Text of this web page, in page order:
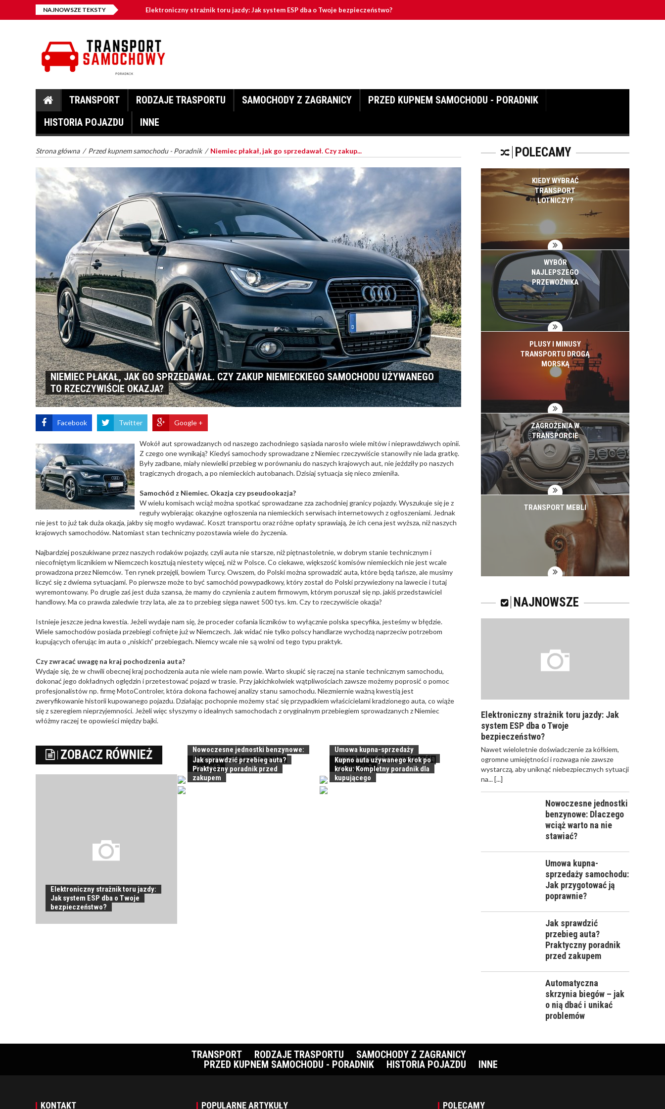
NAJNOWSZE TEKSTY Elektroniczny strażnik toru jazdy: Jak system ESP dba o Twoje bezpieczeństwo?
Umowa kupna-sprzedaży samochodu: Jak przygotować ją poprawnie?
TRANSPORT RODZAJE TRASPORTU SAMOCHODY Z ZAGRANICY
PRZED KUPNEM SAMOCHODU - PORADNIK
HISTORIA POJAZDU
INNE
Strona główna / Przed kupnem samochodu - Poradnik / Niemiec płakał, jak go sprzedawał. Czy zakup...
NIEMIEC PŁAKAŁ, JAK GO SPRZEDAWAŁ. CZY ZAKUP NIEMIECKIEGO SAMOCHODU UŻYWANEGO
TO RZECZYWIŚCIE OKAZJA?
Facebook Twitter Google +
Wokół aut sprowadzanych od naszego zachodniego sąsiada narosło wiele mitów i nieprawdziwych opinii.
Z czego one wynikają? Kiedyś samochody sprowadzane z Niemiec rzeczywiście stanowiły nie lada gratkę.
Były zadbane, miały niewielki przebieg w porównaniu do naszych krajowych aut, nie jeździły po naszych
tragicznych drogach, a po niemieckich autobanach. Dzisiaj sytuacja się nieco zmieniła.
Samochód z Niemiec. Okazja czy pseudookazja?
W wielu komisach wciąż można spotkać sprowadzane zza zachodniej granicy pojazdy. Wyszukuje się je z
reguły wybierając okazyjne ogłoszenia na niemieckich serwisach internetowych z ogłoszeniami. Jednak
nie jest to już tak duża okazja, jakby się mogło wydawać. Koszt transportu oraz różne opłaty sprawiają, że ich cena jest wyższa, niż naszych
krajowych samochodów. Natomiast stan techniczny pozostawia wiele do życzenia.
Najbardziej poszukiwane przez naszych rodaków pojazdy, czyli auta nie starsze, niż piętnastoletnie, w dobrym stanie technicznym i
niecofniętym licznikiem w Niemczech kosztują niestety więcej, niż w Polsce. Co ciekawe, większość komisów niemieckich nie jest wcale
prowadzona przez Niemców. Ten rynek przejęli, bowiem Turcy. Owszem, do Polski można sprowadzić auta, które będą tańsze, ale musimy
liczyć się z dwiema sytuacjami. Po pierwsze może to być samochód powypadkowy, który został do Polski przywieziony na lawecie i tutaj
wyremontowany. Po drugie zaś jest duża szansa, że mamy do czynienia z autem firmowym, którym poruszał się np. jakiś przedstawiciel
handlowy. Ma co prawda zaledwie trzy lata, ale za to przebieg sięga nawet 500 tys. km. Czy to rzeczywiście okazja?
Istnieje jeszcze jedna kwestia. Jeżeli wydaje nam się, że proceder cofania liczników to wyłącznie polska specyfika, jesteśmy w błędzie.
Wiele samochodów posiada przebiegi cofnięte już w Niemczech. Jak widać nie tylko polscy handlarze wychodzą naprzeciw potrzebom
kupujących oferując im auta o „niskich” przebiegach. Niemcy wcale nie są wolni od tego typu praktyk.
Czy zwracać uwagę na kraj pochodzenia auta?
Wydaje się, że w chwili obecnej kraj pochodzenia auta nie wiele nam powie. Warto skupić się raczej na stanie technicznym samochodu,
dokonać jego dokładnych oględzin i przetestować pojazd w trasie. Przy jakichkolwiek wątpliwościach zawsze możemy poprosić o pomoc
profesjonalistów np. firmę MotoControler, która dokona fachowej analizy stanu samochodu. Niezmiernie ważną kwestią jest
zweryfikowanie historii kupowanego pojazdu. Działając pochopnie możemy stać się przypadkiem właścicielami kradzionego auta, co wiąże
się z szeregiem nieprzyjemności. Jeżeli więc słyszymy o idealnych samochodach z oryginalnym przebiegiem sprowadzanych z Niemiec
włóżmy raczej te opowieści między bajki.
ZOBACZ RÓWNIEŻ
Elektroniczny strażnik toru jazdy:
Jak system ESP dba o Twoje
bezpieczeństwo?
Nowoczesne jednostki benzynowe:
Dlaczego wciąż warto na nie
stawiać?
Umowa kupna-sprzedaży
samochodu: Jak przygotować ją
poprawnie?
Jak sprawdzić przebieg auta?
Praktyczny poradnik przed
zakupem
Kupno auta używanego krok po
kroku: Kompletny poradnik dla
kupującego
POLECAMY
KIEDY WYBRAĆ
TRANSPORT
LOTNICZY?
WYBÓR
NAJLEPSZEGO
PRZEWOŹNIKA
PLUSY I MINUSY
TRANSPORTU DROGĄ
MORSKĄ
ZAGROŻENIA W
TRANSPORCIE
TRANSPORT MEBLI
NAJNOWSZE
Elektroniczny strażnik toru jazdy: Jak
system ESP dba o Twoje
bezpieczeństwo?
Nawet wieloletnie doświadczenie za kółkiem,
ogromne umiejętności i rozwaga nie zawsze
wystarczą, aby uniknąć niebezpiecznych sytuacji
na...[...]
Nowoczesne jednostki
benzynowe: Dlaczego
wciąż warto na nie
stawiać?
Umowa kupna-
sprzedaży samochodu:
Jak przygotować ją
poprawnie?
Jak sprawdzić
przebieg auta?
Praktyczny poradnik
przed zakupem
Automatyczna
skrzynia biegów – jak
o nią dbać i unikać
problemów
TRANSPORT RODZAJE TRASPORTU
SAMOCHODY Z ZAGRANICY
PRZED KUPNEM SAMOCHODU - PORADNIK
HISTORIA POJAZDU INNE
KONTAKT POPULARNE ARTYKUŁY POLECAMY